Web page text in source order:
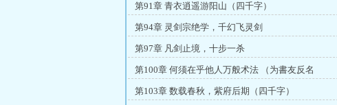
第91章 青衣逍遥游阳山（四千字）
第94章 灵剑宗绝学，千幻飞灵剑
第97章 凡剑止境，十步一杀
第100章 何须在乎他人万般术法 （为書友反名
第103章 数载春秋，紫府后期（四千字）